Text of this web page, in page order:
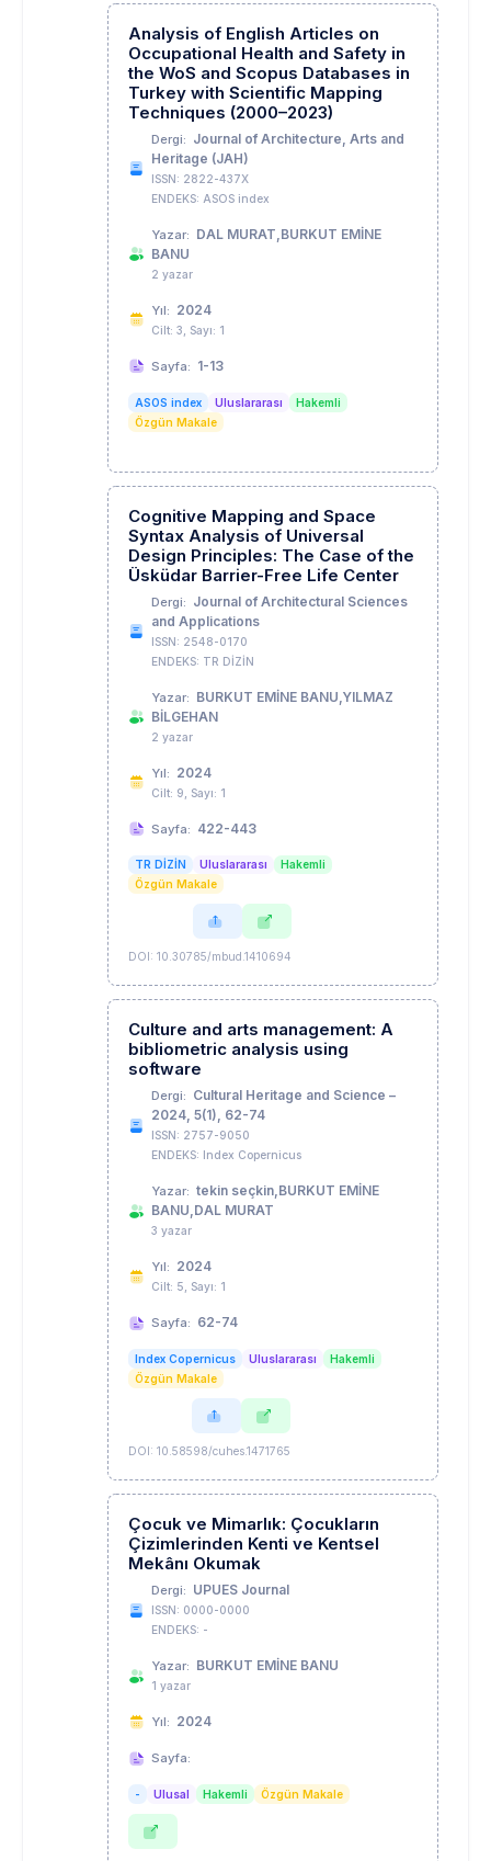
Analysis of English Articles on
Occupational Health and Safety in
the WoS and Scopus Databases in
Turkey with Scientific Mapping
Techniques (2000–2023)
Dergi: Journal of Architecture, Arts and
Heritage (JAH)
ISSN: 2822-437X
ENDEKS: ASOS index
Yazar: DAL MURAT,BURKUT EMİNE
BANU
2 yazar
Yıl: 2024
Cilt: 3, Sayı: 1
Sayfa: 1-13
ASOS index Uluslararası
Hakemli
Özgün Makale
Cognitive Mapping and Space
Syntax Analysis of Universal
Design Principles: The Case of the
Üsküdar Barrier-Free Life Center
Dergi: Journal of Architectural Sciences
and Applications
ISSN: 2548-0170
ENDEKS: TR DİZİN
Yazar: BURKUT EMİNE BANU,YILMAZ
BİLGEHAN
2 yazar
Yıl: 2024
Cilt: 9, Sayı: 1
Sayfa: 422-443
TR DİZİN Uluslararası
Hakemli
Özgün Makale
DOI: 10.30785/mbud.1410694
Culture and arts management: A
bibliometric analysis using
software
Dergi: Cultural Heritage and Science –
2024, 5(1), 62-74
ISSN: 2757-9050
ENDEKS: Index Copernicus
Yazar: tekin seçkin,BURKUT EMİNE
BANU,DAL MURAT
3 yazar
Yıl: 2024
Cilt: 5, Sayı: 1
Sayfa: 62-74
Index Copernicus Uluslararası
Hakemli
Özgün Makale
DOI: 10.58598/cuhes.1471765
Çocuk ve Mimarlık: Çocukların
Çizimlerinden Kenti ve Kentsel
Mekânı Okumak
Dergi: UPUES Journal
ISSN: 0000-0000
ENDEKS: -
Yazar: BURKUT EMİNE BANU
1 yazar
Yıl: 2024
Sayfa:
- Ulusal Hakemli Özgün Makale